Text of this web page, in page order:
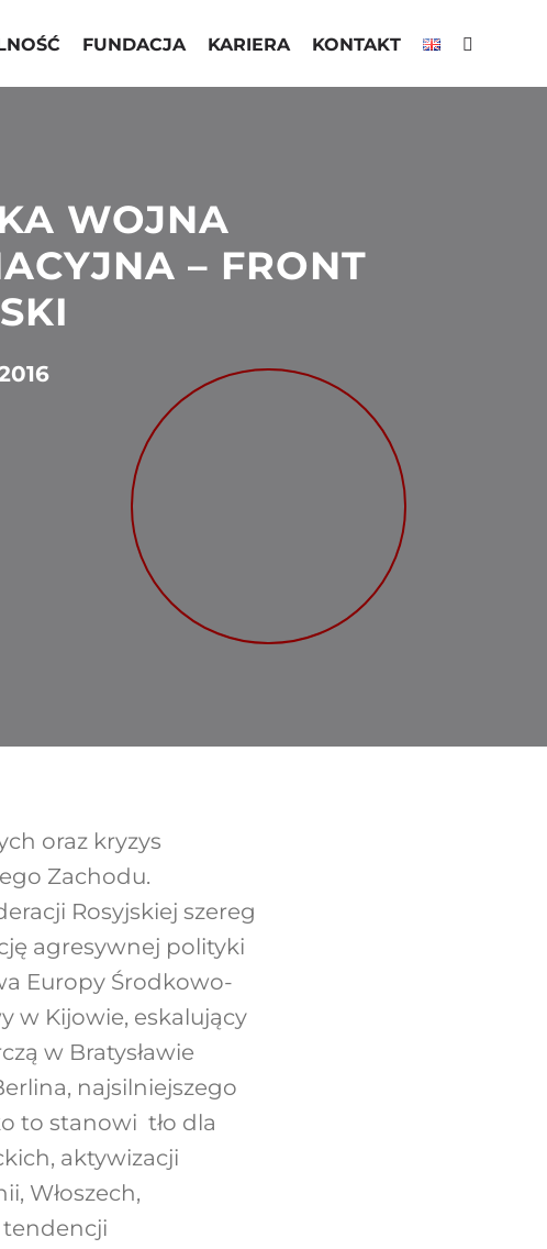
FUNDACJA KARIERA KONTAKT
WOJNA
– FRONT
oraz kryzys
Zachodu.
Rosyjskiej szereg
agresywnej polityki
Europy Środkowo-
w Kijowie, eskalujący
w Bratysławie
najsilniejszego
to stanowi tło dla
aktywizacji
Włoszech,
tendencji